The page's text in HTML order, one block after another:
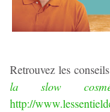
Retrouvez les
la slow
http://